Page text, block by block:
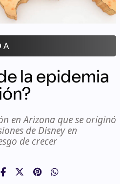
la epidemia
en Arizona que se originó
de Disneyen
de crecer